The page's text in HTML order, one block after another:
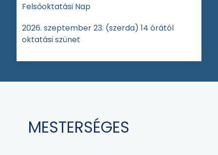
Felsőoktatási Nap
2026. szeptember 23. (szerda) 14 órától
oktatási szünet
MESTERSÉGES